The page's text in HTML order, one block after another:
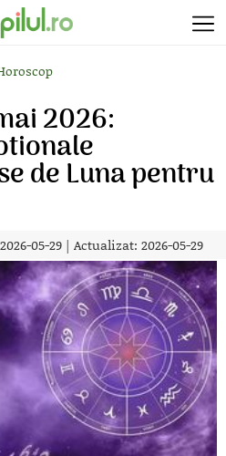
2026:
de Luna pentru
05-29 | Actualizat: 2026-05-29